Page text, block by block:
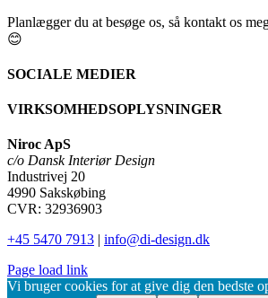
Planlægger du at besøge os, så kontakt os
😊
SOCIALE MEDIER
VIRKSOMHEDSOPLYSNINGER
Niroc ApS
c/o Dansk Interiør Design
Industrivej 20
4990 Sakskøbing
CVR: 32936903
+45 5470 7913 | info@di-design.dk
Page load link
Vi bruger cookies for at give dig den bedste